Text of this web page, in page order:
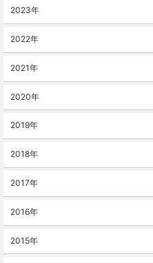
2023年
2022年
2021年
2020年
2019年
2018年
2017年
2016年
2015年